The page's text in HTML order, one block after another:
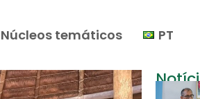
Núcleos temáticos PT